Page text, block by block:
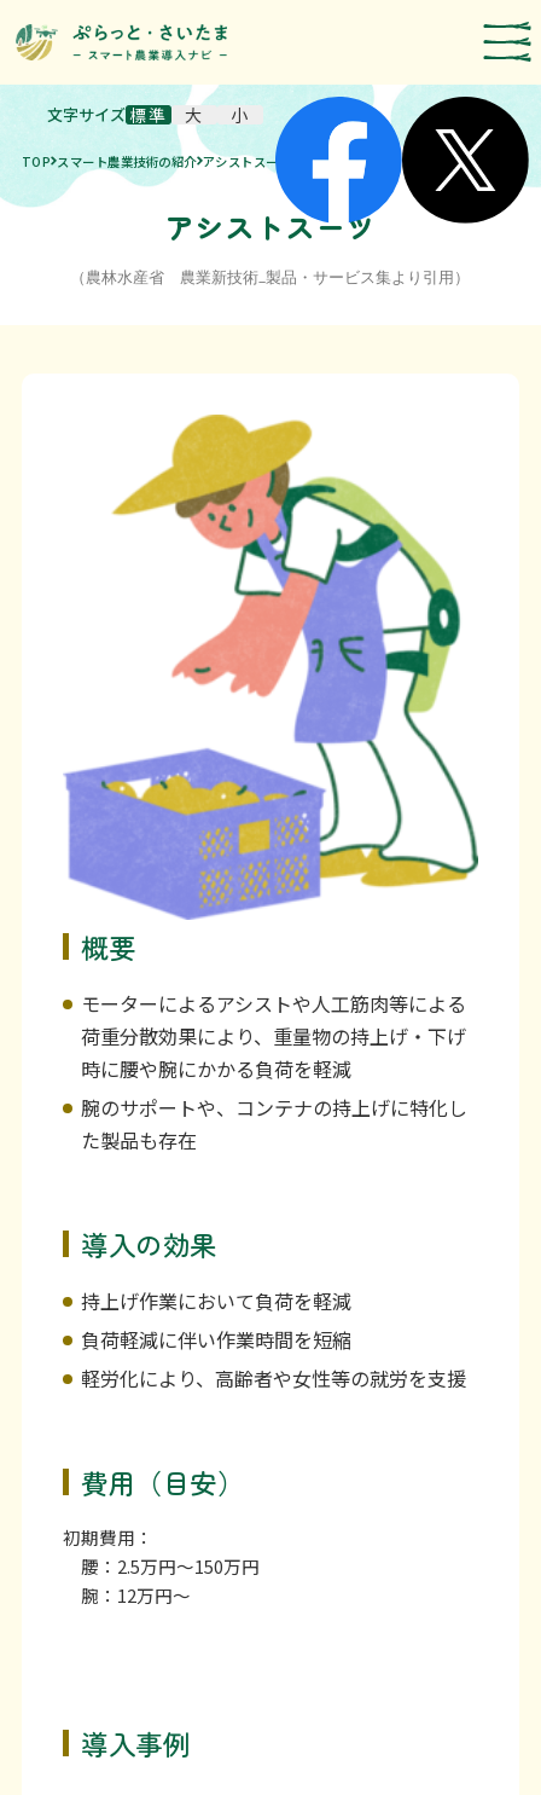
スマート農業技術の紹介
導入事例
農機メーカー検索
お知らせ・イベント
運営者情報
埼玉県のスマート農業の取組
利用上の注意等
TOP スマート農業技術の紹介 アシストスーツ
文字サイズ標準 大 小
アシストスーツ
（農林水産省 農業新技術_製品・サービス集より引用）
概要
モーターによるアシストや人工筋肉等による
荷重分散効果により、重量物の持上げ・下げ
時に腰や腕にかかる負荷を軽減
腕のサポートや、コンテナの持上げに特化し
た製品も存在
導入の効果
持上げ作業において負荷を軽減
負荷軽減に伴い作業時間を短縮
軽労化により、高齢者や女性等の就労を支援
費用（目安）
初期費用：
腰：2.5万円～150万円
腕：12万円～
導入事例